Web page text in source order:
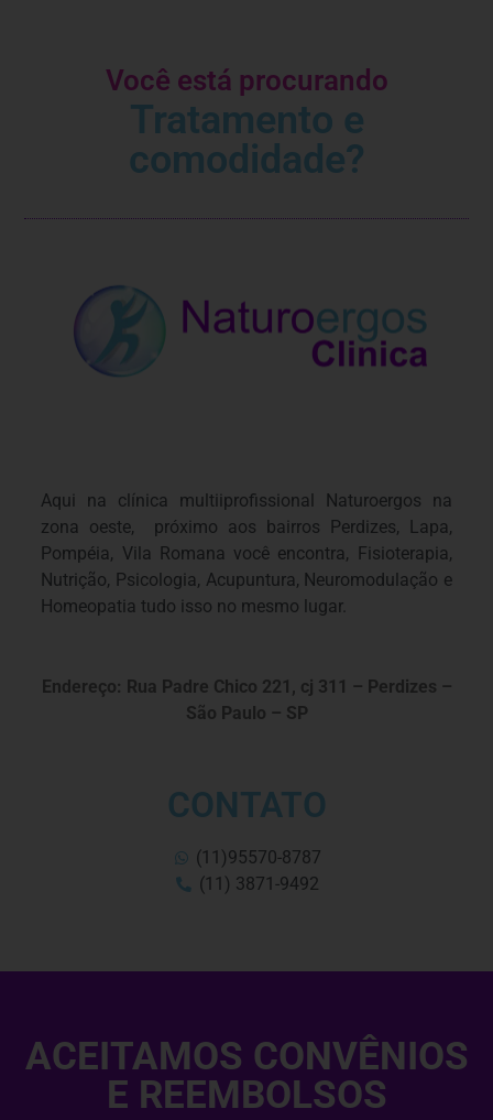
Você está procurando
Tratamento e
comodidade?
Aqui na clínica multiiprofissional Naturoergos na
zona oeste, próximo aos bairros Perdizes, Lapa,
Pompéia, Vila Romana você encontra, Fisioterapia,
Nutrição, Psicologia, Acupuntura, Neuromodulação e
Homeopatia tudo isso no mesmo lugar.
Endereço: Rua Padre Chico 221, cj 311 – Perdizes –
São Paulo – SP
CONTATO
(11)95570-8787
(11) 3871-9492
ACEITAMOS CONVÊNIOS
E REEMBOLSOS